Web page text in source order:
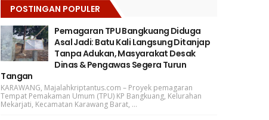
POSTINGAN POPULER
Pemagaran TPU Bangkuang Diduga
Asal Jadi: Batu Kali Langsung Ditanjap
Tanpa Adukan, Masyarakat Desak
Dinas & Pengawas Segera Turun
Tangan
KARAWANG, Majalahkriptantus.com – Proyek pemagaran
Tempat Pemakaman Umum (TPU) KP Bangkuang, Kelurahan
Mekarjati, Kecamatan Karawang Barat, ...